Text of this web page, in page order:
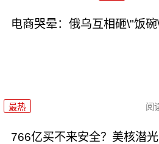
电商哭晕：俄乌互相砸\"饭
最热 阅
766亿买不来安全？美核潜